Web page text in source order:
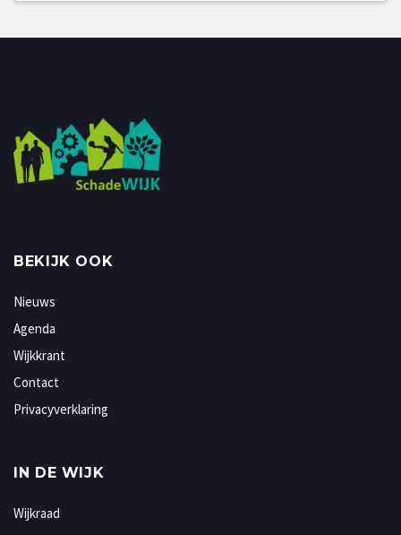
BEKIJK OOK
Nieuws
Agenda
Wijkkrant
Contact
Privacyverklaring
IN DE WIJK
Wijkraad